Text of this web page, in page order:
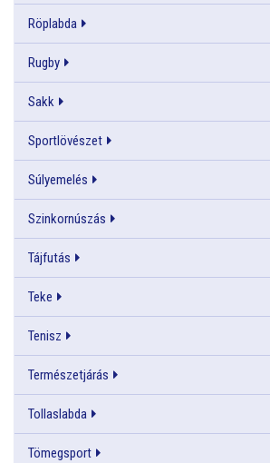
Röplabda
Rugby
Sakk
Sportlövészet
Súlyemelés
Szinkornúszás
Tájfutás
Teke
Tenisz
Természetjárás
Tollaslabda
Tömegsport